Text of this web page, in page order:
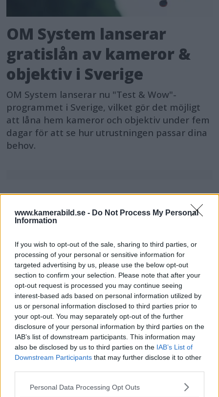
www.kamerabild.se - Do Not Process My Personal
Information
If you wish to opt-out of the sale, sharing to third parties, or
processing of your personal or sensitive information for
targeted advertising by us, please use the below opt-out
section to confirm your selection. Please note that after your
opt-out request is processed you may continue seeing
interest-based ads based on personal information utilized by
us or personal information disclosed to third parties prior to
your opt-out. You may separately opt-out of the further
disclosure of your personal information by third parties on the
IAB’s list of downstream participants. This information may
also be disclosed by us to third parties on the IAB’s List of
Downstream Participants that may further disclose it to other
Please note that this website/app uses one or more Google
Personal Data Processing Opt Outs
OM System lanserar
gratislån av kameror &
objektiv i Sverige
OM System lanserar nu "Test & Wow"-
programmet i Sverige, vilket gör det möjligt
att låna hem kameror och objektiv under fem
dagar för att se hur utrustningen passar dina
behov.
MEST LÄST JUST NU
släppt – får 10-bitars D-
Log 2 & 3x optisk zoom
Sony lägger bud på
Tamron – kan vara värt
12 miljarder kronor
F3 Foto – Sveriges nya
fotodagar till Göteborg,
Lund & Stockholm